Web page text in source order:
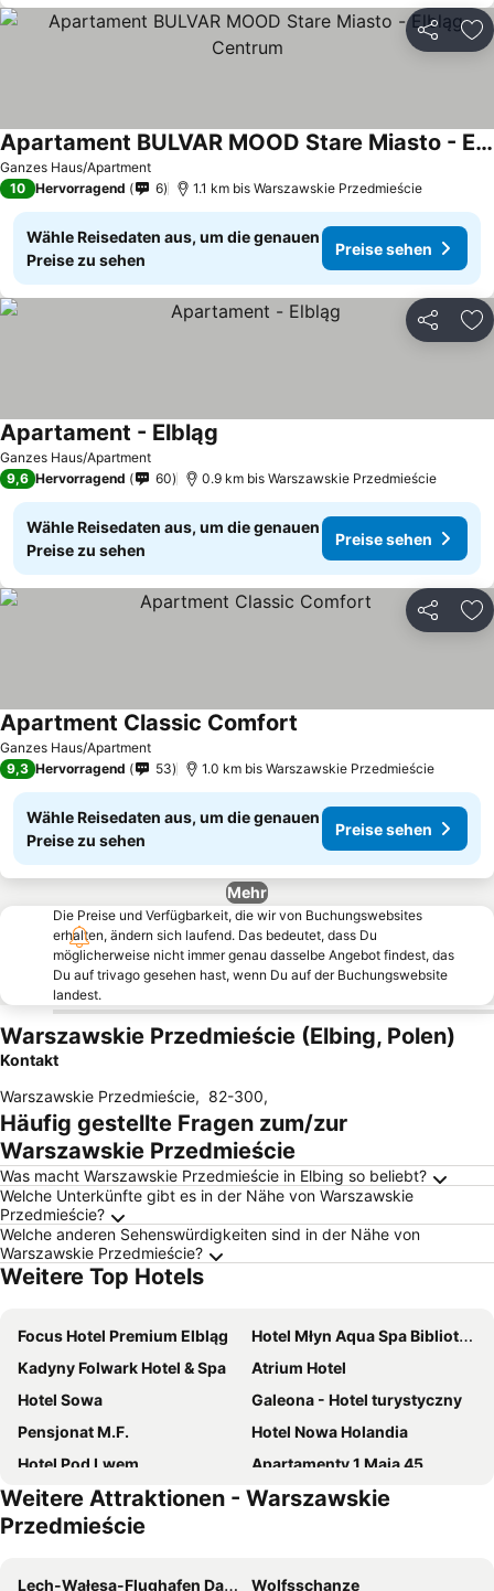
Teilen
Ganzes Haus/Apartment
Apartament BULVAR MOOD Stare Miasto - Elbląg Centrum
10 Hervorragend 6 1.1 km bis Warszawskie Przedmieście
Wähle Reisedaten aus, um die genauen
Preise zu sehen
Preise sehen
Teilen
Ganzes Haus/Apartment
Apartament - Elbląg
9,6 Hervorragend 60 0.9 km bis Warszawskie Przedmieście
Wähle Reisedaten aus, um die genauen
Preise zu sehen
Preise sehen
Teilen
Ganzes Haus/Apartment
Apartment Classic Comfort
9,3 Hervorragend 53 1.0 km bis Warszawskie Przedmieście
Wähle Reisedaten aus, um die genauen
Preise zu sehen
Preise sehen
Mehr
Die Preise und Verfügbarkeit, die wir von Buchungswebsites
erhalten, ändern sich laufend. Das bedeutet, dass Du
möglicherweise nicht immer genau dasselbe Angebot findest, das
Du auf trivago gesehen hast, wenn Du auf der Buchungswebsite
landest.
Warszawskie Przedmieście (Elbing, Polen)
Kontakt
Warszawskie Przedmieście, 82-300,
Häufig gestellte Fragen zum/zur
Warszawskie Przedmieście
Was macht Warszawskie Przedmieście in Elbing so beliebt?
Welche Unterkünfte gibt es in der Nähe von Warszawskie
Przedmieście?
Welche anderen Sehenswürdigkeiten sind in der Nähe von
Warszawskie Przedmieście?
Weitere Top Hotels
Focus Hotel Premium Elbląg
Hotel Młyn Aqua Spa Biblioteka
Kadyny Folwark Hotel & Spa
Atrium Hotel
Hotel Sowa
Galeona - Hotel turystyczny
Pensjonat M.F.
Hotel Nowa Holandia
Hotel Pod Lwem
Apartamenty 1 Maja 45
Gospodarstwo Agroturystyczne Milejewko
Agroturystyka "Pałac w Janowie"
Willa Joker
Weitere Attraktionen - Warszawskie
Przedmieście
Lech-Wałęsa-Flughafen Danzig
Wolfsschanze